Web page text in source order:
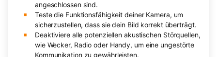
angeschlossen sind.
Teste die Funktionsfähigkeit deiner Kamera, um
sicherzustellen, dass sie dein Bild korrekt überträgt.
Deaktiviere alle potenziellen akustischen Störquellen,
wie Wecker, Radio oder Handy, um eine ungestörte
Kommunikation zu gewährleisten.